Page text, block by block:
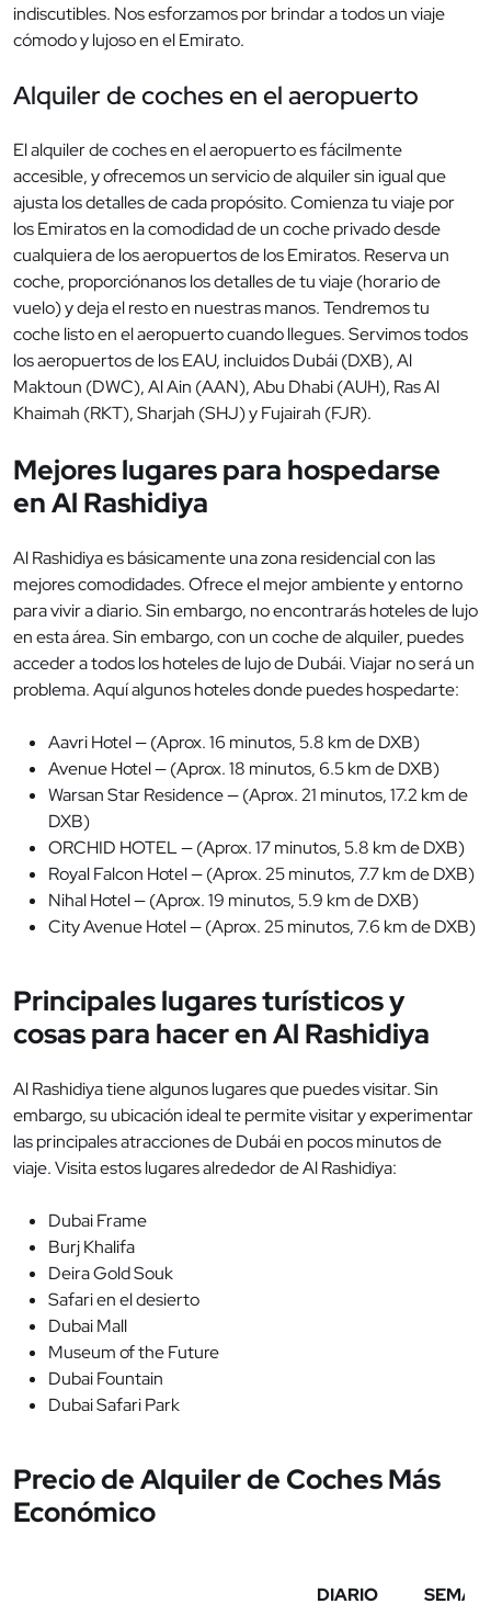
indiscutibles. Nos esforzamos por brindar a todos un viaje
cómodo y lujoso en el Emirato.
Alquiler de coches en el aeropuerto
El alquiler de coches en el aeropuerto es fácilmente
accesible, y ofrecemos un servicio de alquiler sin igual que
ajusta los detalles de cada propósito. Comienza tu viaje por
los Emiratos en la comodidad de un coche privado desde
cualquiera de los aeropuertos de los Emiratos. Reserva un
coche, proporciónanos los detalles de tu viaje (horario de
vuelo) y deja el resto en nuestras manos. Tendremos tu
coche listo en el aeropuerto cuando llegues. Servimos todos
los aeropuertos de los EAU, incluidos Dubái (DXB), Al
Maktoun (DWC), Al Ain (AAN), Abu Dhabi (AUH), Ras Al
Khaimah (RKT), Sharjah (SHJ) y Fujairah (FJR).
Mejores lugares para hospedarse
en Al Rashidiya
Al Rashidiya es básicamente una zona residencial con las
mejores comodidades. Ofrece el mejor ambiente y entorno
para vivir a diario. Sin embargo, no encontrarás hoteles de lujo
en esta área. Sin embargo, con un coche de alquiler, puedes
acceder a todos los hoteles de lujo de Dubái. Viajar no será un
problema. Aquí algunos hoteles donde puedes hospedarte:
Aavri Hotel — (Aprox. 16 minutos, 5.8 km de DXB)
Avenue Hotel — (Aprox. 18 minutos, 6.5 km de DXB)
Warsan Star Residence — (Aprox. 21 minutos, 17.2 km de
DXB)
ORCHID HOTEL — (Aprox. 17 minutos, 5.8 km de DXB)
Royal Falcon Hotel — (Aprox. 25 minutos, 7.7 km de DXB)
Nihal Hotel — (Aprox. 19 minutos, 5.9 km de DXB)
City Avenue Hotel — (Aprox. 25 minutos, 7.6 km de DXB)
Principales lugares turísticos y
cosas para hacer en Al Rashidiya
Al Rashidiya tiene algunos lugares que puedes visitar. Sin
embargo, su ubicación ideal te permite visitar y experimentar
las principales atracciones de Dubái en pocos minutos de
viaje. Visita estos lugares alrededor de Al Rashidiya:
Dubai Frame
Burj Khalifa
Deira Gold Souk
Safari en el desierto
Dubai Mall
Museum of the Future
Dubai Fountain
Dubai Safari Park
Precio de Alquiler de Coches Más
Económico
DIARIO